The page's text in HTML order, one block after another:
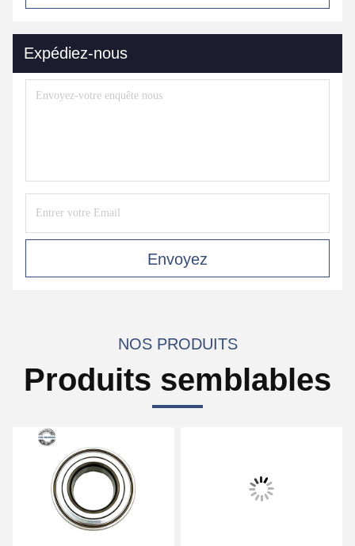
Expédiez-nous
Envoyez
NOS PRODUITS
Produits semblables